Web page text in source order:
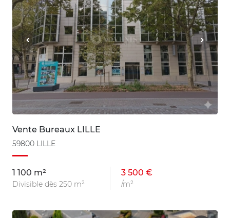
Vente Bureaux LILLE
59800 LILLE
1 100 m²
Divisible dès 250 m²
3 500 €
/m²